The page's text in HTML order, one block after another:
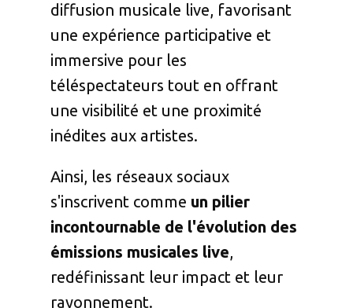
diffusion musicale live, favorisant
une expérience participative et
immersive pour les
téléspectateurs tout en offrant
une visibilité et une proximité
inédites aux artistes.
Ainsi, les réseaux sociaux
s'inscrivent comme un pilier
incontournable de l'évolution des
émissions musicales live,
redéfinissant leur impact et leur
rayonnement.